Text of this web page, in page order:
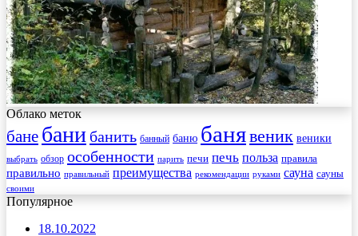
Облако меток
бане бани банить банный баню банявеник веники
выбрать обзор особенности парить печи печь польза правила
правильно правильный преимущества рекомендации руками сауна сауны
своими
Популярное
18.10.2022